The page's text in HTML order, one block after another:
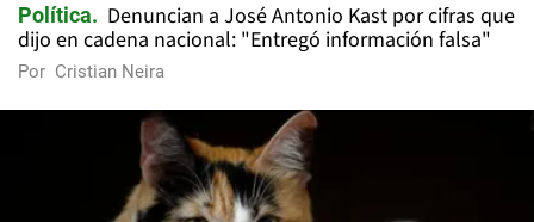
Política
Denuncian a José Antonio Kast por cifras que
dijo en cadena nacional: "Entregó información falsa"
Por Cristian Neira